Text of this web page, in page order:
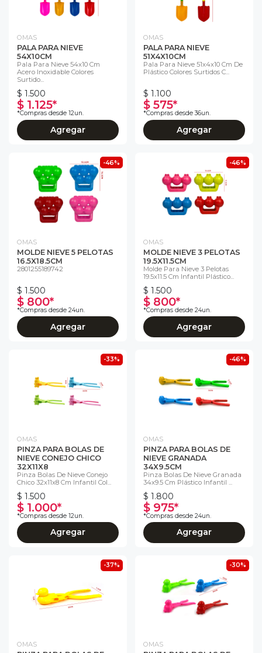
OMAS
PALA PARA NIEVE
54X10CM
Pala Para Nieve 54x10 Cm
Acero Inoxidable Colores
Surtido...
$ 1.500
$ 1.125*
*Compras desde 12un.
Agregar
OMAS
PALA PARA NIEVE
51X4X10CM
Pala Para Nieve 51x4x10 Cm De
Plástico Colores Surtidos C...
$ 1.100
$ 575*
*Compras desde 36un.
Agregar
-46%
OMAS
MOLDE NIEVE 5 PELOTAS
16.5X18.5CM
2801255189742
$ 1.500
$ 800*
*Compras desde 24un.
Agregar
-46%
OMAS
MOLDE NIEVE 3 PELOTAS
19.5X11.5CM
Molde Para Nieve 3 Pelotas
19.5x11.5 Cm Infantil Plástico...
$ 1.500
$ 800*
*Compras desde 24un.
Agregar
-33%
OMAS
PINZA PARA BOLAS DE
NIEVE CONEJO CHICO
32X11X8
Pinza Bolas De Nieve Conejo
Chico 32x11x8 Cm Infantil Col...
$ 1.500
$ 1.000*
*Compras desde 12un.
Agregar
-46%
OMAS
PINZA PARA BOLAS DE
NIEVE GRANADA
34X9.5CM
Pinza Bolas De Nieve Granada
34x9.5 Cm Plástico Infantil ...
$ 1.800
$ 975*
*Compras desde 24un.
Agregar
-37%
OMAS
-30%
OMAS